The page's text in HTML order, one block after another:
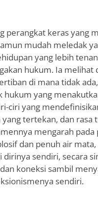
perangkat keras yang
mudah meledak
yang lebih
hukum. Ia melihat
di mana tidak
hukum yang
ciri yang
tertekan, dan rasa
mengarah pada
dan penuh air
dirinya sendiri, secara
koneksi sambil
sendiri.